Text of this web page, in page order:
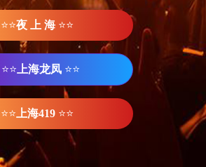
⭐⭐夜 上 海 ⭐⭐
⭐⭐ 上海龙凤 ⭐⭐
⭐⭐ 上海419 ⭐⭐